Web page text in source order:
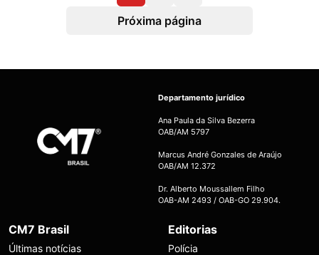
Próxima página
Departamento jurídico
Ana Paula da Silva Bezerra
OAB/AM 5797
Marcus André Gonzales de Araújo
OAB/AM 12.372
Dr. Alberto Moussallem Filho
OAB-AM 2493 / OAB-GO 29.904.
CM7 Brasil
Últimas notícias
Editorias
Polícia